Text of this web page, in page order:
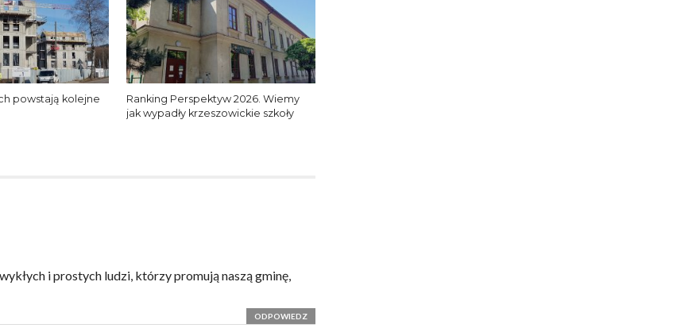
powstają kolejne
Ranking Perspektyw 2026. Wiemy
jak wypadły krzeszowickie szkoły
i prostych ludzi, którzy promują naszą gminę,
ODPOWIEDZ